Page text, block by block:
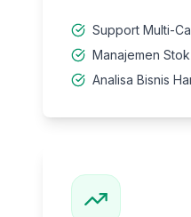
Support Multi-
Manajemen
Analisa Bisnis